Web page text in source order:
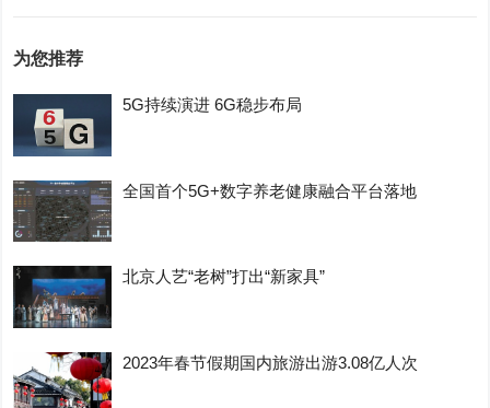
为您推荐
5G持续演进 6G稳步布局
全国首个5G+数字养老健康融合平台落地
北京人艺“老树”打出“新家具”
2023年春节假期国内旅游出游3.08亿人次